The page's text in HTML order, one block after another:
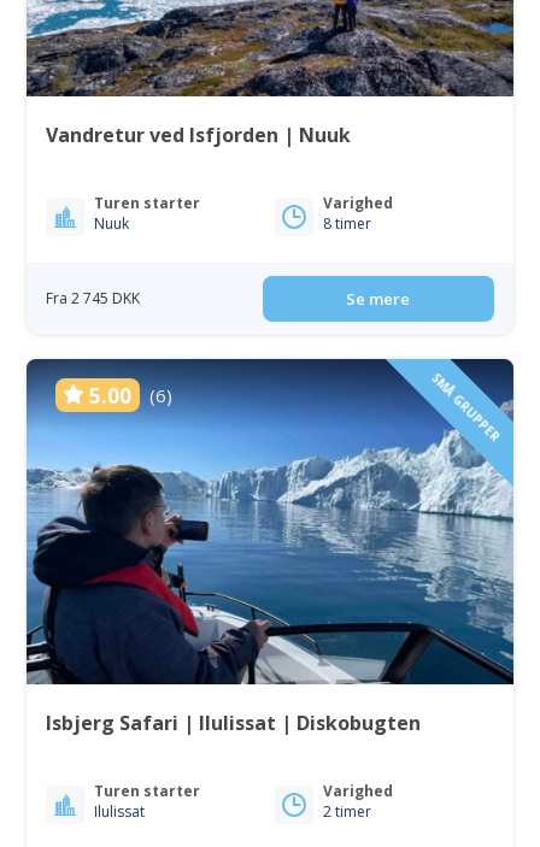
Vandretur ved Isfjorden | Nuuk
Turen starter
Nuuk
Varighed
8 timer
Fra 2 745 DKK Se mere
5.00 (6) SMÅ GRUPPER
Isbjerg Safari | Ilulissat | Diskobugten
Turen starter
Ilulissat
Varighed
2 timer